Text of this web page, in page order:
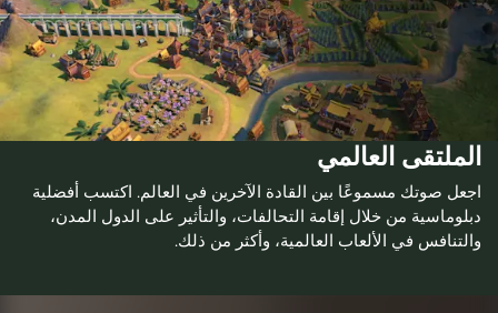
الملتقى العالمي
اجعل صوتك مسموعًا بين القادة الآخرين في العالم. اكتسب أفضلية
دبلوماسية من خلال إقامة التحالفات، والتأثير على الدول المدن،
والتنافس في الألعاب العالمية، وأكثر من ذلك.